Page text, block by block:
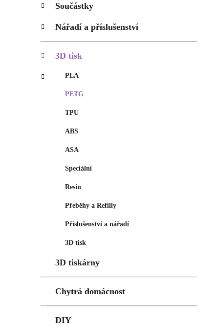
p
n
e
l
Součástky
Nářadí a příslušenství
3D tisk
PLA
PETG
TPU
ABS
ASA
Speciální
Resin
Přeběhy a Refilly
Příslušenství a nářadí
3D tisk
3D tiskárny
Chytrá domácnost
DIY